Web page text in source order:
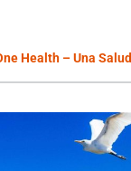
Health – Una Salud